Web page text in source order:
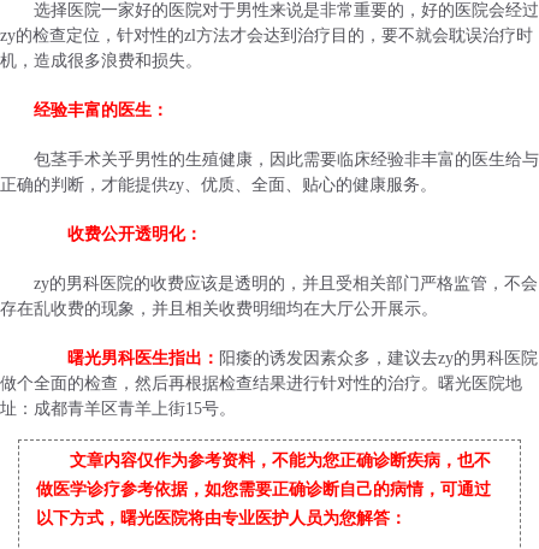
选择医院一家好的医院对于男性来说是非常重要的，好的医院会经过
zy的检查定位，针对性的zl方法才会达到治疗目的，要不就会耽误治疗时
机，造成很多浪费和损失。
经验丰富的医生：
包茎手术关乎男性的生殖健康，因此需要临床经验非丰富的医生给与
正确的判断，才能提供zy、优质、全面、贴心的健康服务。
收费公开透明化：
zy的男科医院的收费应该是透明的，并且受相关部门严格监管，不会
存在乱收费的现象，并且相关收费明细均在大厅公开展示。
曙光男科医生指出： 阳痿的诱发因素众多，建议去zy的男科医院
做个全面的检查，然后再根据检查结果进行针对性的治疗。曙光医院地
址：成都青羊区青羊上街15号。
文章内容仅作为参考资料，不能为您正确诊断疾病，也不
做医学诊疗参考依据，如您需要正确诊断自己的病情，可通过
以下方式，曙光医院将由专业医护人员为您解答：